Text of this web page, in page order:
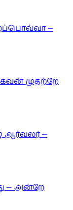
—
முதற்றே
ஆர்வலர் —
— அன்றே